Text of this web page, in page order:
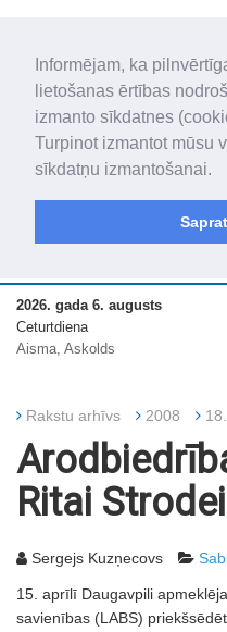
Informējam, ka
lietošanas ērtības
izmanto sīkdatnes
Turpinot izmantot mūsu
sīkdatņu izmantošanai.
„Latgales Laiks” iznāk latviešu un
„Latgales Laiks” latviešu valodā
novadu un apkārtējos novadus un
2026. gada 6. augusts
Ceturtdiena
Aisma, Askolds
Rakstu arhīvs 2008
Ritai Strodei
Sergejs Kuzņecovs
15. aprīlī Daugavpili
savienības (LABS)